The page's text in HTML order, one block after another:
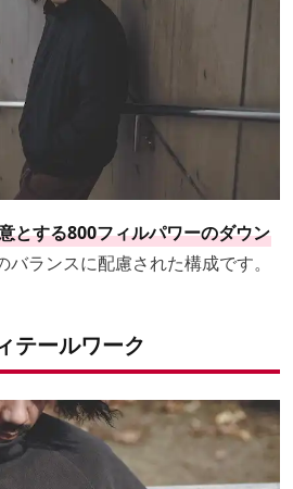
とする800フィルパワーのダウン
ランスに配慮された構成です。
テールワーク